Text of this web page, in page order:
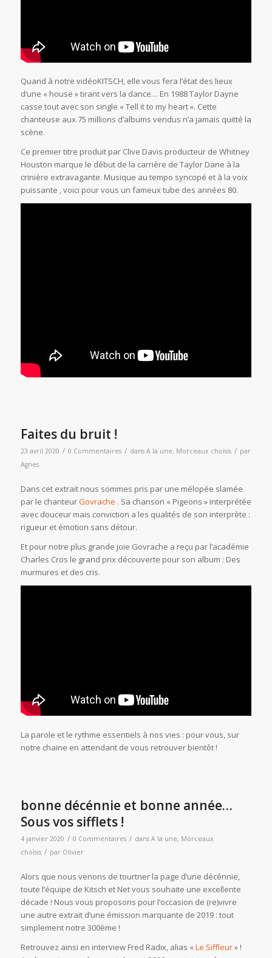
Quand à notre vidéoKITSCH, elle vous fera l’état des lieux
d’une « house » tirant vers la dance… En 1988 Taylor Dayne
casse tout avec son single « Tell it to my heart ». Cette
chanteuse aux 75 millions d’albums vendus n’a jamais quitté la
scène.
Ce premier titre produit par Clive Davis producteur de Whitney
Houston marque le début de la carrière de Taylor Dane à la
crinière extravagante. Musique au tempo syncopé et à la voix
puissante , voici pour vous un fameux tube des années 80.
Faites du bruit !
23 avril 2020 / 0 Commentaires / dans A la une, Morceaux choisis / par
Agnes
Dans cet extrait nous sommes pris par une mélopée slamée
par le chanteurGovrache . Sa chanson « Pigeons » interprétée
avec douceur mais conviction a les qualités de son interprète :
rigueur et émotion sans détour.
Et pour notre plus grande joie Govrache a reçu par l’académie
Charles Cros le grand prix découverte pour son album : Des
murmures et des cris.
La parole et le rythme essentiels à nos vies : pour vous, sur
notre chaine en attendant de vous retrouver bientôt !
bonne décénnie et bonne année…
Sous vos sifflets !
4 janvier 2020 / 0 Commentaires / dans A la une, Morceaux
choisis / par Olivier
Alors que nous venons de tourtner la page d’une décénnie,
toute l’équipe de Kitsch et Net vous souhaite une excellente
décade ! Nous vous proposons pour l’occasion de (re)vivre
une autre extrait d’une émission marquante de 2019 : tout
simplement notre 300ème !
Retrouvez ainsi en interview Fred Radix, alias «Le Siffleur» !